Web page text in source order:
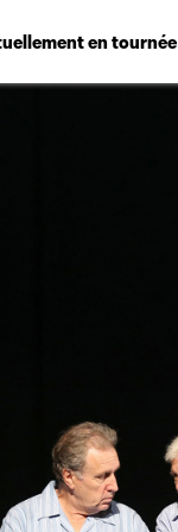
en tournée